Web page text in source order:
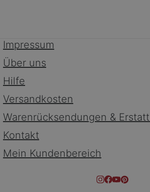
Impressum
Über uns
Hilfe
Versandkosten
Warenrücksendungen &
Kontakt
Mein Kundenbereich